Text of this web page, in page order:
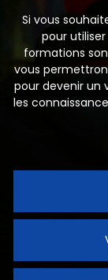
Si vous
pour
formations
vous
pour devenir un
les